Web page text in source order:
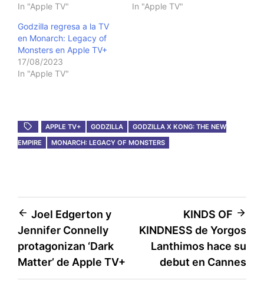
In "Apple TV"
In "Apple TV"
Godzilla regresa a la TV
en Monarch: Legacy of
Monsters en Apple TV+
17/08/2023
In "Apple TV"
APPLE TV+ GODZILLA
GODZILLA X KONG: THE NEW
EMPIRE
MONARCH: LEGACY OF MONSTERS
Post
navigation
Joel Edgerton y
Jennifer Connelly
protagonizan ‘Dark
Matter’ de Apple TV+
KINDS OF
KINDNESS de Yorgos
Lanthimos hace su
debut en Cannes